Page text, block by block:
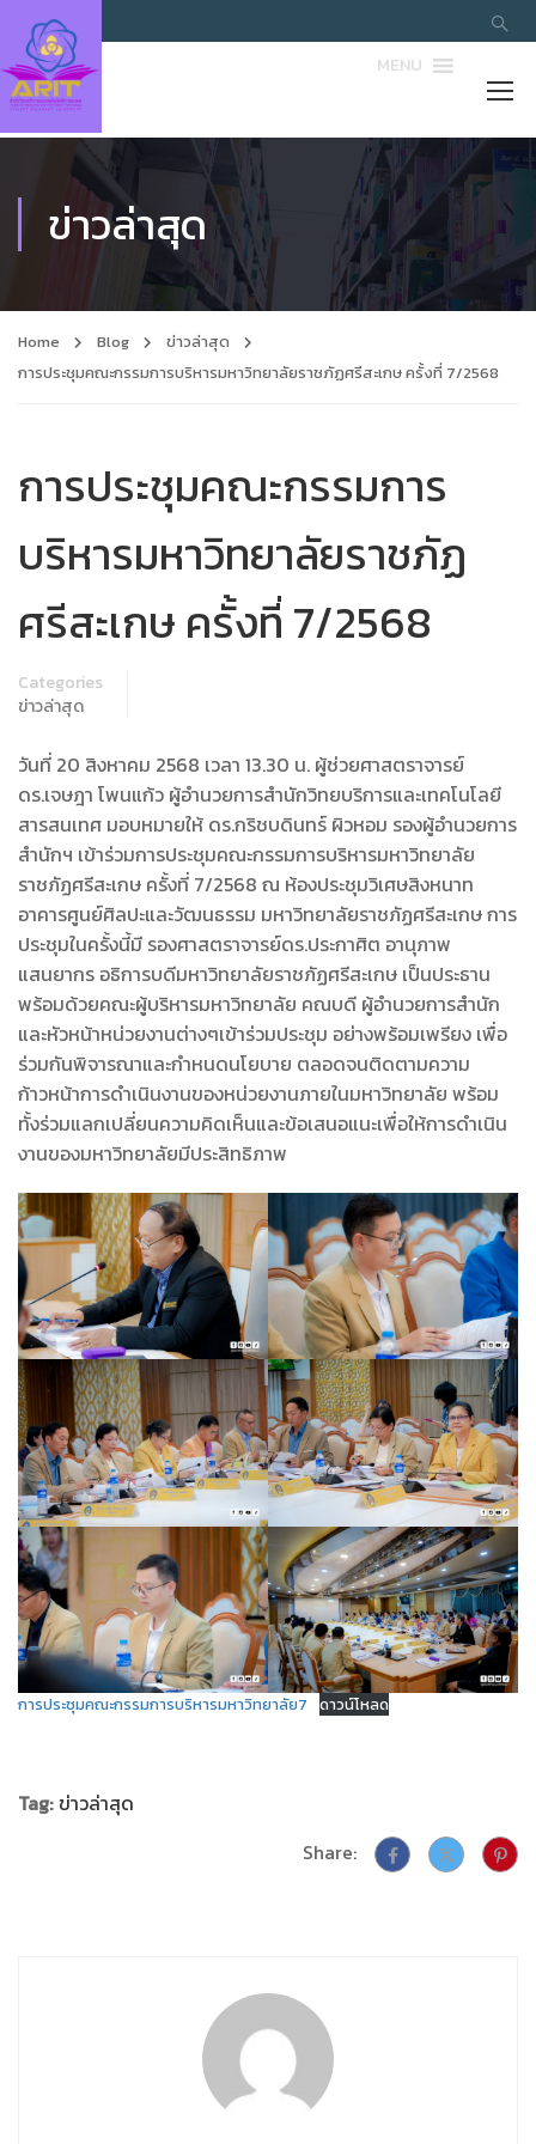
MENU
ข่าวล่าสุด
Home Blog
ข่าวล่าสุด
การประชุมคณะกรรมการบริหารมหาวิทยาลัยราชภัฏศรีสะเกษ ครั้งที่ 7/2568
การประชุมคณะกรรมการ
บริหารมหาวิทยาลัยราชภัฏ
ศรีสะเกษ ครั้งที่ 7/2568
Categories
ข่าวล่าสุด
วันที่ 20 สิงหาคม 2568 เวลา 13.30 น. ผู้ช่วยศาสตราจารย์
ดร.เจษฎา โพนแก้ว ผู้อำนวยการสำนักวิทยบริการและเทคโนโลยี
สารสนเทศ มอบหมายให้ ดร.กริชบดินทร์ ผิวหอม รองผู้อำนวยการ
สำนักฯ เข้าร่วมการประชุมคณะกรรมการบริหารมหาวิทยาลัย
ราชภัฏศรีสะเกษ ครั้งที่ 7/2568 ณ ห้องประชุมวิเศษสิงหนาท
อาคารศูนย์ศิลปะและวัฒนธรรม มหาวิทยาลัยราชภัฏศรีสะเกษ การ
ประชุมในครั้งนี้มี รองศาสตราจารย์ดร.ประกาศิต อานุภาพ
แสนยากร อธิการบดีมหาวิทยาลัยราชภัฏศรีสะเกษ เป็นประธาน
พร้อมด้วยคณะผู้บริหารมหาวิทยาลัย คณบดี ผู้อำนวยการสำนัก
และหัวหน้าหน่วยงานต่างๆเข้าร่วมประชุม อย่างพร้อมเพรียง เพื่อ
ร่วมกันพิจารณาและกำหนดนโยบาย ตลอดจนติดตามความ
ก้าวหน้าการดำเนินงานของหน่วยงานภายในมหาวิทยาลัย พร้อม
ทั้งร่วมแลกเปลี่ยนความคิดเห็นและข้อเสนอแนะเพื่อให้การดำเนิน
งานของมหาวิทยาลัยมีประสิทธิภาพ
การประชุมคณะกรรมการบริหารมหาวิทยาลัย7 ดาวน์โหลด
Tag: ข่าวล่าสุด
Share: